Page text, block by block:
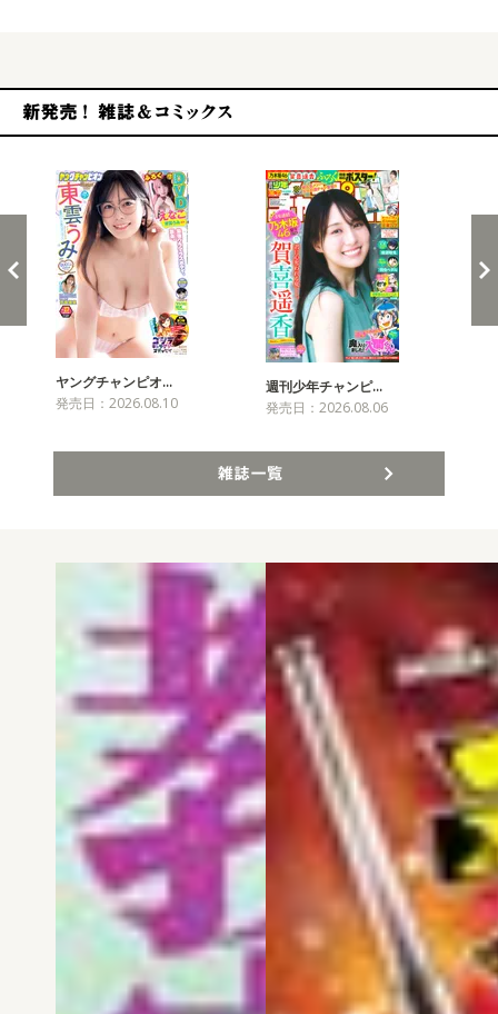
ヤングチャンピオ…
発売日：2026.08.10
週刊少年チャンピ…
発売日：2026.08.06